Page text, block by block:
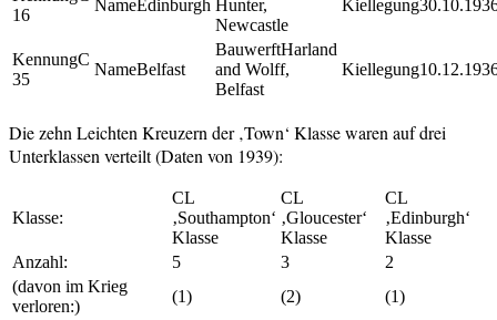
16
Edinburgh Hunter,
Newcastle
C
35
Belfast
Harland
and Wolff,
Belfast
Die zehn Leichten Kreuzern der ‚Town‘ Klasse waren auf drei
Unterklassen verteilt (Daten von 1939):
Klasse:
CL
‚Southampton‘
Klasse
CL
‚Gloucester‘
Klasse
CL
‚Edinburgh‘
Klasse
Anzahl:
5 3
2
(davon im Krieg
verloren:)
(1) (2)
(1)